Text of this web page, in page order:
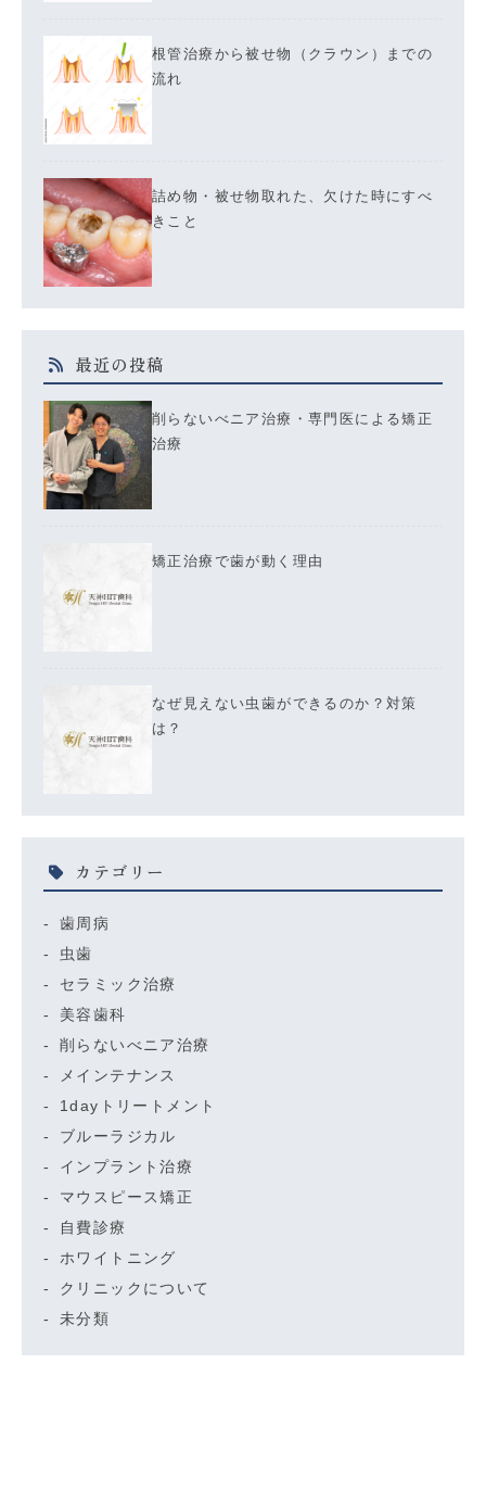
根管治療から被せ物（クラウン）までの
流れ
詰め物・被せ物取れた、欠けた時にすべ
きこと
最近の投稿
削らないべニア治療・専門医による矯正
治療
矯正治療で歯が動く理由
なぜ見えない虫歯ができるのか？対策
は？
カテゴリー
歯周病
虫歯
セラミック治療
美容歯科
削らないべニア治療
メインテナンス
1dayトリートメント
ブルーラジカル
インプラント治療
マウスピース矯正
自費診療
ホワイトニング
クリニックについて
未分類